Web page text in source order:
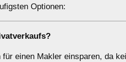
Optionen:
?
einen Makler einsparen, da